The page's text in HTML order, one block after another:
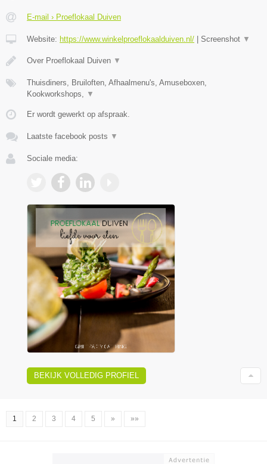
E-mail › Proeflokaal Duiven
Website: https://www.winkelproeflokaalduiven.nl/ Screenshot ▼
Over Proeflokaal Duiven ▼
Thuisdiners, Bruiloften, Afhaalmenu's, Amuseboxen,
Kookworkshops,
▼
Er wordt gewerkt op afspraak.
Laatste facebook posts ▼
Sociale media:
BEKIJK VOLLEDIG PROFIEL
1 2 3 4 5 » »»